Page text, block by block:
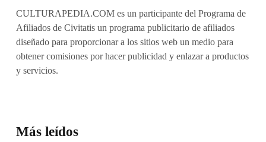
CULTURAPEDIA.COM es un participante del Programa de
Afiliados de Civitatis un programa publicitario de afiliados
diseñado para proporcionar a los sitios web un medio para
obtener comisiones por hacer publicidad y enlazar a productos
y servicios.
Más leídos